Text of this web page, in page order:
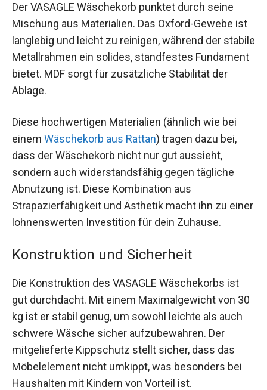
Der VASAGLE Wäschekorb punktet durch seine
Mischung aus Materialien. Das Oxford-Gewebe ist
langlebig und leicht zu reinigen, während der stabile
Metallrahmen ein solides, standfestes Fundament
bietet. MDF sorgt für zusätzliche Stabilität der
Ablage.
Diese hochwertigen Materialien (ähnlich wie bei
einem Wäschekorb aus Rattan) tragen dazu bei,
dass der Wäschekorb nicht nur gut aussieht,
sondern auch widerstandsfähig gegen tägliche
Abnutzung ist. Diese Kombination aus
Strapazierfähigkeit und Ästhetik macht ihn zu einer
lohnenswerten Investition für dein Zuhause.
Konstruktion und Sicherheit
Die Konstruktion des VASAGLE Wäschekorbs ist
gut durchdacht. Mit einem Maximalgewicht von 30
kg ist er stabil genug, um sowohl leichte als auch
schwere Wäsche sicher aufzubewahren. Der
mitgelieferte Kippschutz stellt sicher, dass das
Möbelelement nicht umkippt, was besonders bei
Haushalten mit Kindern von Vorteil ist.